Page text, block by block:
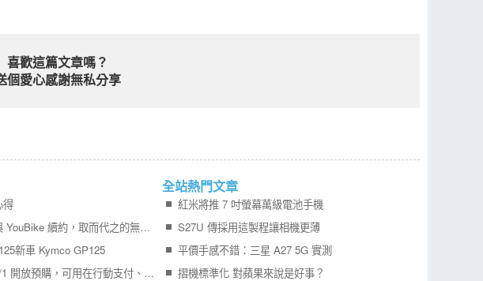
喜歡這篇文章嗎？
個愛心感謝無私分享
得
新北市明年不再與 YouBike 續約，取而代之的無樁式共享單車是什麼來歷？
新車 Kymco GP125
振興「三倍券」7/1 開放預購，可用在行動支付、信用卡、電子票證
全站熱門文章
紅米將推 7 吋螢幕萬級電池手機
S27U 傳採用這製程讓相機更薄
平價手感不錯：三星 A27 5G 實測
摺機標準化 對蘋果來說是好事？